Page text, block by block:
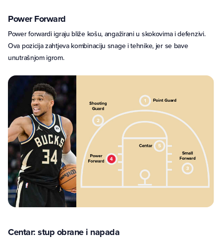
Power Forward
Power forwardi igraju bliže košu, angažirani u skokovima i defenzivi.
Ova pozicija zahtjeva kombinaciju snage i tehnike, jer se bave
unutrašnjom igrom.
Centar: stup obrane i napada